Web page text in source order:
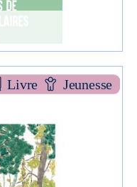
Livre Jeunesse
À la recherche des lunettes de mamie josette
( Paris -